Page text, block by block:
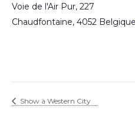
Voie de l'Air Pur, 227
Chaudfontaine, 4052 Belgique
Show à Western City